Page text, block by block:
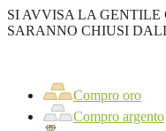
SI AVVISA LA
SARANNO CHIUSI
Compro oro
Compro argento